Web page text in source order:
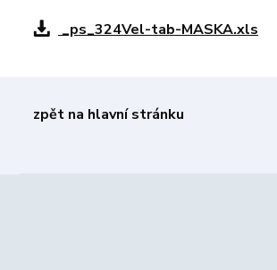
_ps_324Vel-tab-MASKA.xls
zpět na hlavní stránku